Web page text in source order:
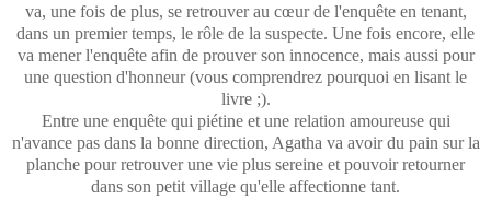
va, une fois de plus, se retrouver au cœur de l'enquête en tenant,
dans un premier temps, le rôle de la suspecte. Une fois encore, elle
va mener l'enquête afin de prouver son innocence, mais aussi pour
une question d'honneur (vous comprendrez pourquoi en lisant le
livre ;).
Entre une enquête qui piétine et une relation amoureuse qui
n'avance pas dans la bonne direction, Agatha va avoir du pain sur la
planche pour retrouver une vie plus sereine et pouvoir retourner
dans son petit village qu'elle affectionne tant.